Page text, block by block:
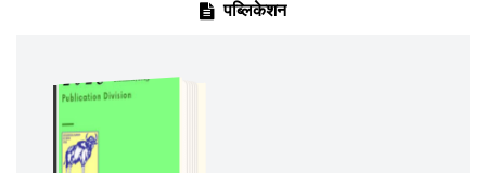
पब्लिकेशन